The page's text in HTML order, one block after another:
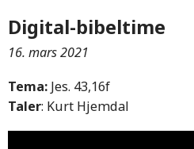
Digital-bibeltime
16. mars 2021
Tema: Jes. 43,16f
Taler: Kurt Hjemdal